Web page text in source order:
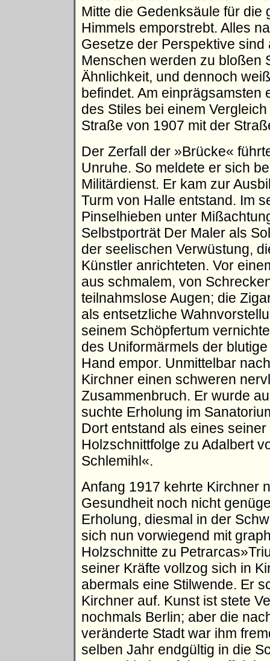
Mitte die Gedenksäule für die
Himmels emporstrebt. Alles
Gesetze der Perspektive
Menschen werden zu bloßen
Ähnlichkeit, und dennoch
befindet. Am einprägsamsten
des Stiles bei einem
Straße von 1907 mit der
Der Zerfall der »Brücke«
Unruhe. So meldete er sich
Militärdienst. Er kam zur
Turm von Halle entstand. Im
Pinselhieben unter
Selbstporträt Der Maler als
der seelischen Verwüstung,
Künstler anrichteten. Vor
aus schmalem, von
teilnahmslose Augen; die
als entsetzliche
seinem Schöpfertum
des Uniformärmels der
Hand empor. Unmittelbar
Kirchner einen schweren
Zusammenbruch. Er wurde
suchte Erholung im
Dort entstand als eines
Holzschnittfolge zu Adalbert
Schlemihl«.
Anfang 1917 kehrte Kirchner
Gesundheit noch nicht
Erholung, diesmal in der
sich nun vorwiegend mit
Holzschnitte zu
seiner Kräfte vollzog sich in
abermals eine Stilwende. Er
Kirchner auf. Kunst ist stete
nochmals Berlin; aber die
veränderte Stadt war ihm
selben Jahr endgültig in die